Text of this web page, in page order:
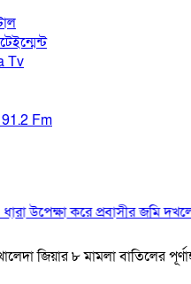
Tv
Fm
উপেক্ষা করে প্রবাসীর জমি দখলের
জিয়ার ৮ মামলা বাতিলের